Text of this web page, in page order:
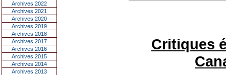
Archives 2022
Archives 2021
Archives 2020
Archives 2019
Archives 2018
Archives 2017
Archives 2016
Archives 2015
Archives 2014
Archives 2013
Critiques